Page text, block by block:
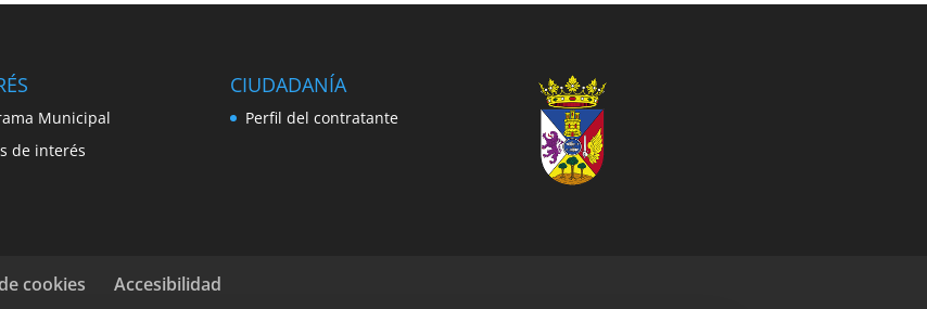
Municipal
de interés
CIUDADANÍA
Perfil del contratante
cookies Accesibilidad